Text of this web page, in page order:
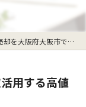
大阪市で買取活用する高値売却と安心取引の秘訣
用する高値